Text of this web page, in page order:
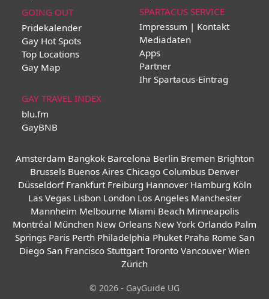
GOING OUT
Pridekalender
Gay Hot Spots
Top Locations
Gay Map
SPARTACUS SERVICE
Impressum | Kontakt
Mediadaten
Apps
Partner
Ihr Spartacus-Eintrag
GAY TRAVEL INDEX
blu.fm
GayBNB
Amsterdam Bangkok Barcelona Berlin Bremen Brighton
Brussels Buenos Aires Chicago Columbus Denver
Düsseldorf Frankfurt Freiburg Hannover Hamburg Köln
Las Vegas Lisbon London Los Angeles Manchester
Mannheim Melbourne Miami Beach Minneapolis
Montréal München New Orleans New York Orlando Palm
Springs Paris Perth Philadelphia Phuket Praha Rome San
Diego San Francisco Stuttgart Toronto Vancouver Wien
Zürich
© 2026 - GayGuide UG